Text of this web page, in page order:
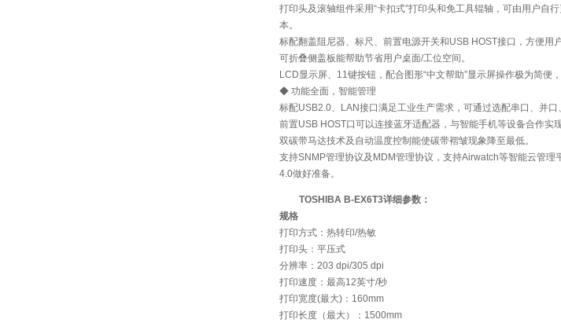
打印头及滚轴组件采用“卡扣式”打印头和免工具辊轴，可由用户自
本。
标配翻盖阻尼器、标尺、前置电源开关和USB HOST接口，方便用户
可折叠侧盖板能帮助节省用户桌面/工位空间。
LCD显示屏、11键按钮，配合图形“中文帮助”显示屏操作极为简便
◆ 功能全面，智能管理
标配USB2.0、LAN接口满足工业生产需求，可通过选配串口、并口
前置USB HOST口可以连接蓝牙适配器，与智能手机等设备合作实
双碳带马达技术及自动温度控制能使碳带褶皱现象降至最低。
支持SNMP管理协议及MDM管理协议，支持Airwatch等智能云管
4.0做好准备。
TOSHIBA B-EX6T3详细参数：
规格
打印方式：热转印/热敏
打印头：平压式
分辨率：203 dpi/305 dpi
打印速度：最高12英寸/秒
打印宽度(最大)：160mm
打印长度（最大）：1500mm